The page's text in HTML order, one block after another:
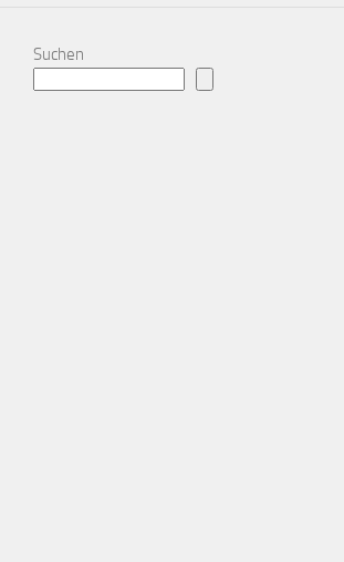
Suchen